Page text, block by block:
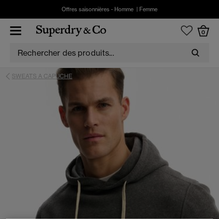
Offres saisonnières - Homme Femme
0
SWEATS A CAPUCHE